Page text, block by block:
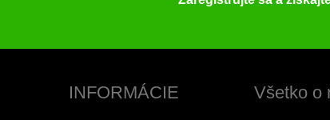
INFORMÁCIE Všetko o